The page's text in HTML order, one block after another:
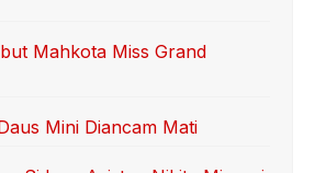
Mahkota Miss Grand
Mini Diancam Mati